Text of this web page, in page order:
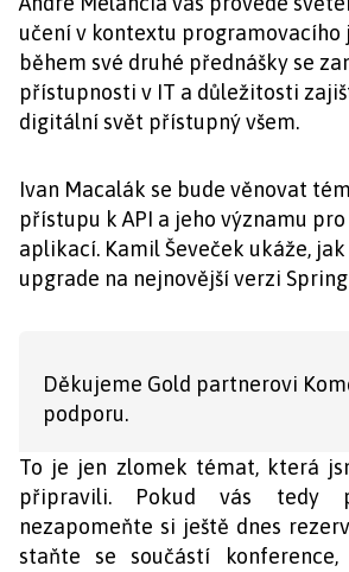
učení v kontextu programovacího
během své druhé přednášky se
přístupnosti v IT a důležitosti
digitální svět přístupný všem.
Ivan Macalák se bude věnovat
přístupu k API a jeho významu
aplikací. Kamil Ševeček ukáže,
upgrade na nejnovější verzi
Děkujeme Gold partnerovi
podporu.
To je jen zlomek témat, která
připravili. Pokud vás tedy
nezapomeňte si ještě dnes
staňte se součástí